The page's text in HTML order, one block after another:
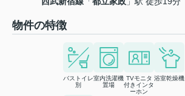
物件の特徴
バストイレ
別
室内洗濯機
置場
TVモニタ
付きインタ
ーホン
浴室乾燥機